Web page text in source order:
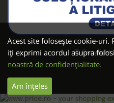
Acest site folosește cookie-uri.
iți exprimi acordul asupra
noastră de confidențialitate.
Am înțeles
© Copyright